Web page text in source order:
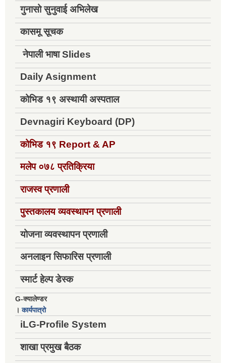
गुनासो सुनुवाई अभिलेख
कासमू सूचक
नेपाली भाषा Slides
Daily Asignment
कोभिड १९ अस्थायी अस्पताल
Devnagiri Keyboard (DP)
कोभिड १९ Report & AP
मलेप ०७८ प्रतिक्रिया
राजस्व प्रणाली
पुस्तकालय व्यवस्थापन प्रणाली
योजना व्यवस्थापन प्रणाली
अनलाइन सिफारिस प्रणाली
स्मार्ट हेल्प डेस्क
G-क्यालेण्डर
।कार्यपात्रो
iLG-Profile System
शाखा प्रमुख बैठक